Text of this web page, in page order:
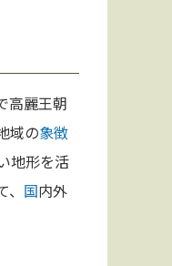
高麗王朝
域の象徴
地形を活
国内外